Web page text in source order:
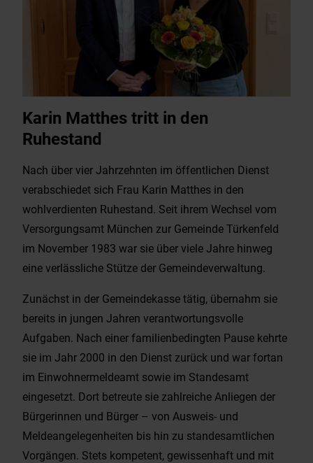
Karin Matthes tritt in den
Ruhestand
Nach über vier Jahrzehnten im öffentlichen Dienst
verabschiedet sich Frau Karin Matthes in den
wohlverdienten Ruhestand. Seit ihrem Wechsel vom
Versorgungsamt München zur Gemeinde Türkenfeld
im November 1983 war sie über viele Jahre hinweg
eine verlässliche Stütze der Gemeindeverwaltung.
Zunächst in der Gemeindekasse tätig, übernahm sie
bereits in jungen Jahren verantwortungsvolle
Aufgaben. Nach einer familienbedingten Pause kehrte
sie im Jahr 2000 in den Dienst zurück und war fortan
im Einwohnermeldeamt sowie im Standesamt
eingesetzt. Dort betreute sie zahlreiche Anliegen der
Bürgerinnen und Bürger – von Ausweis- und
Meldeangelegenheiten bis hin zu standesamtlichen
Vorgängen. Stets kompetent, gewissenhaft und mit